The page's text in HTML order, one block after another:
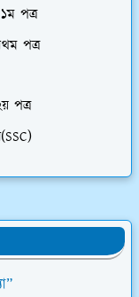
পত্র
পত্র
পত্র